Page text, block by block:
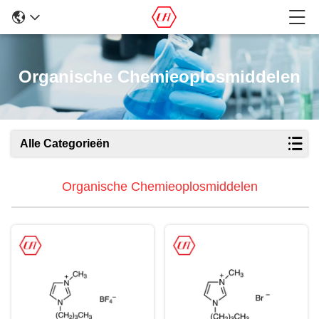
Organische Chemieoplosmiddelen
Alle Categorieën
Organische Chemieoplosmiddelen